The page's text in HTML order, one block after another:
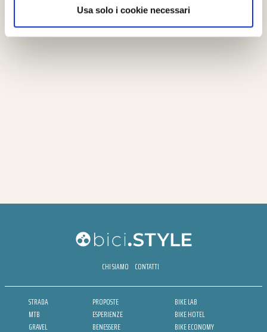
Usa solo i cookie necessari
CHI SIAMO CONTATTI
STRADA
MTB
GRAVEL
PROPOSTE
ESPERIENZE
BENESSERE
BIKE LAB
BIKE HOTEL
BIKE ECONOMY